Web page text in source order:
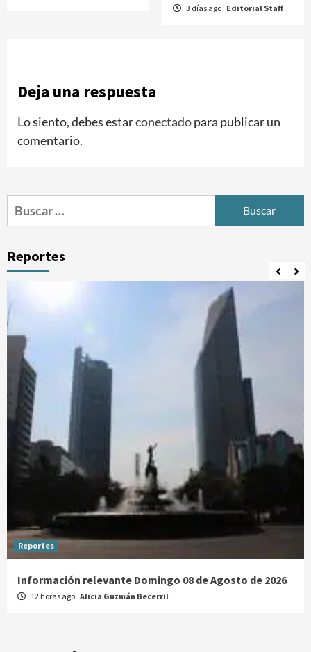
3 días ago Editorial Staff
Deja una respuesta
Lo siento, debes estarconectadopara publicar un
comentario.
Buscar:
Reportes
Reportes
Información relevante Domingo 08 de Agosto de 2026
12 horas ago Alicia Guzmán Becerril